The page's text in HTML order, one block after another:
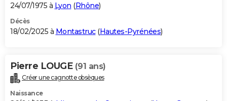
24/07/1975 à Lyon (Rhône)
Décès
18/02/2025 à Montastruc(Hautes-Pyrénées)
Pierre LOUGE (91 ans)
Créer une cagnotte obsèques
Naissance